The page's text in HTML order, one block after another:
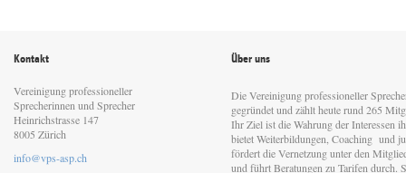
Kontakt
Vereinigung professioneller
Sprecherinnen und Sprecher
Heinrichstrasse 147
8005 Zürich
info@vps-asp.ch
Über uns
Die Vereinigung professioneller
gegründet und zählt heute rund 265
Ihr Ziel ist die Wahrung der Interessen
bietet Weiterbildungen, Coaching und
fördert die Vernetzung unter den
und führt Beratungen zu Tarifen durch.